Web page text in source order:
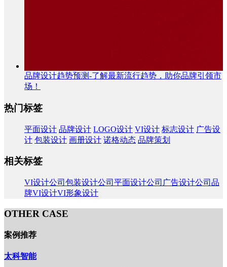
品牌设计趋势预测-了解最新流行趋势，助你品牌引领市
场！
热门标签
平面设计 品牌设计 LOGO设计 VI设计 标志设计 广告设
计 包装设计 画册设计 诺格动态 品牌策划
相关标签
VI设计公司 包装设计公司 平面设计公司 广告设计公司 品
牌VI设计VI形象设计
OTHER CASE
案例推荐
太科智能